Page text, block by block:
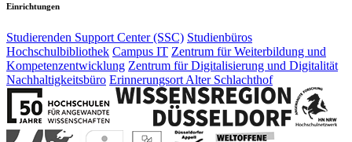
Einrichtungen
Studierenden Support Center (SSC) Studienbüros
Hochschulbibliothek Campus IT Zentrum für Weiterbildung und
Kompetenzentwicklung Zentrum für Digitalisierung und Digitalität
Nachhaltigkeitsbüro Erinnerungsort Alter Schlachthof